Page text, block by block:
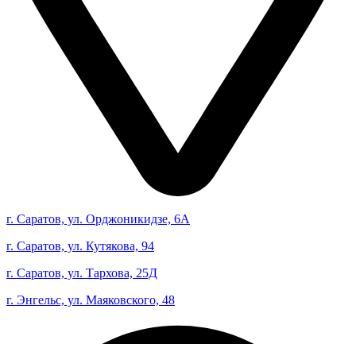
г. Саратов, ул. Орджоникидзе, 6А
г. Саратов, ул. Кутякова, 94
г. Саратов, ул. Тархова, 25Д
г. Энгельс, ул. Маяковского, 48